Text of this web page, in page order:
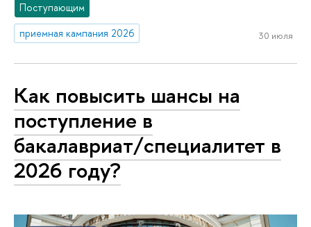
Поступающим
приемная кампания 2026
30 июля
Как повысить шансы на
поступление в
бакалавриат/специалитет в
2026 году?